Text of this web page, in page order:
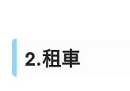
2.租車